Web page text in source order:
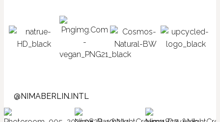
@NIMABERLIN.INTL